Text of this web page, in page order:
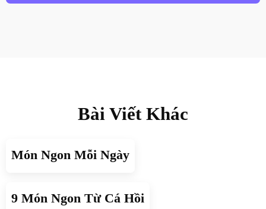
Bài Viết Khác
Món Ngon Mỗi Ngày
9 Món Ngon Từ Cá Hồi